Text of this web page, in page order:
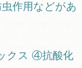
作用などがあ
クス ④抗酸化